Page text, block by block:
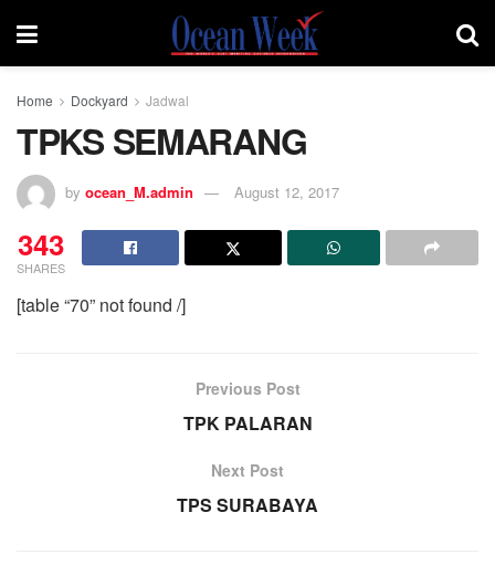
Home Dockyard Jadwal
TPKS SEMARANG
by ocean_M.admin August 12, 2017
343
SHARES
[table “70” not found /]
Previous Post
TPK PALARAN
Next Post
TPS SURABAYA